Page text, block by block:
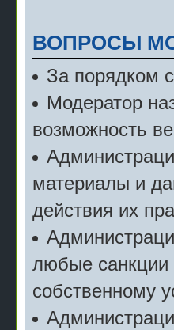
ВОПРОСЫ
За порядком
Модератор
возможность
материалы и
действия их
любые санкции
собственному